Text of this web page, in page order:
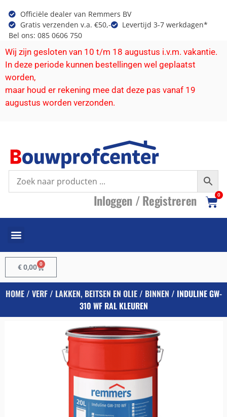
Officiële dealer van Remmers BV
Gratis verzenden v.a. €50,-
Levertijd 3-7 werkdagen*
Bel ons: 085 0606 750
Wij zijn gesloten van 10 t/m 18 augustus i.v.m. vakantie.
In deze periode kunnen bestellingen wel geplaatst
worden,
maar houd er rekening mee dat deze pas vanaf 19
augustus worden verzonden.
Inloggen /Registreren 0
€0,00 0
HOME/ VERF/ LAKKEN, BEITSEN EN OLIE/ BINNEN / INDULINE GW-
310 WF RAL KLEUREN